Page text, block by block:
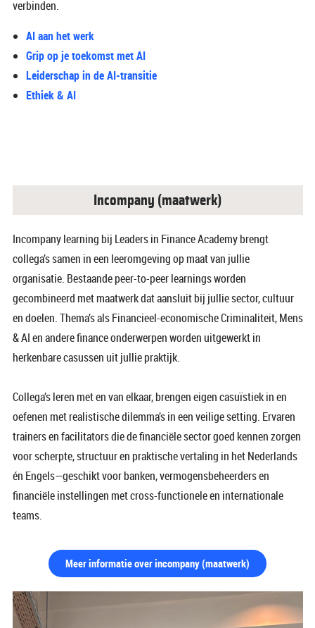
verbinden.
AI aan het werk
Grip op je toekomst met AI
Leiderschap in de AI-transitie
Ethiek & AI
Incompany (maatwerk)
Incompany learning bij Leaders in Finance Academy brengt
collega’s samen in een leeromgeving op maat van jullie
organisatie. Bestaande peer-to-peer learnings worden
gecombineerd met maatwerk dat aansluit bij jullie sector, cultuur
en doelen. Thema’s als Financieel-economische Criminaliteit, Mens
& AI en andere finance onderwerpen worden uitgewerkt in
herkenbare casussen uit jullie praktijk.
Collega’s leren met en van elkaar, brengen eigen casuïstiek in en
oefenen met realistische dilemma’s in een veilige setting. Ervaren
trainers en facilitators die de financiële sector goed kennen zorgen
voor scherpte, structuur en praktische vertaling in het Nederlands
én Engels—geschikt voor banken, vermogensbeheerders en
financiële instellingen met cross-functionele en internationale
teams.
Meer informatie over incompany (maatwerk)